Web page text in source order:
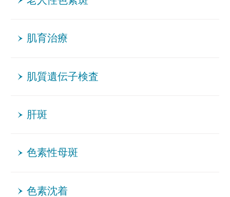
肌育治療
肌質遺伝子検査
肝斑
色素性母斑
色素沈着